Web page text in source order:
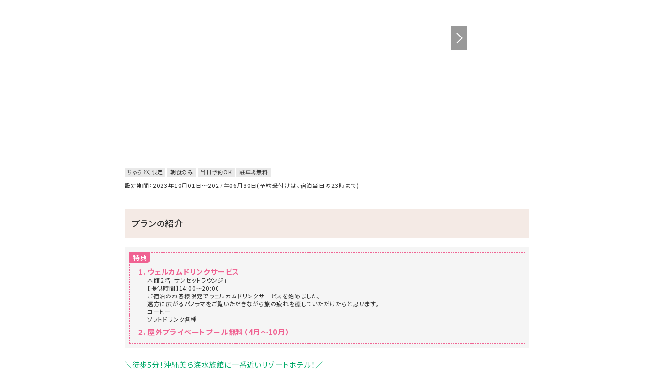
ちゅらとく限定 朝食のみ 当日予約OK 駐車場無料
設定期間：2023年10月01日～2027年06月30日(予約受付けは、宿泊当日の23時まで)
プランの紹介
特典
ウェルカムドリンクサービス
本館２階「サンセットラウンジ」
【提供時間】14:00～20:00
ご宿泊のお客様限定でウェルカムドリンクサービスを始めました。
遠方に広がるパノラマをご覧いただきながら旅の疲れを癒していただけたらと思います。
コーヒー
ソフトドリンク各種
屋外プライベートプール無料（4月～10月）
＼徒歩5分！沖縄美ら海水族館に一番近いリゾートホテル！／